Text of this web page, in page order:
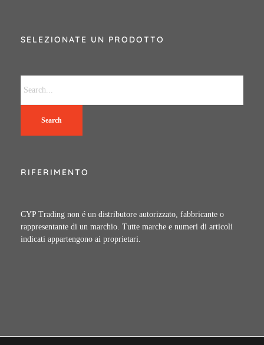
SELEZIONATE UN PRODOTTO
Search
RIFERIMENTO
CYP Trading non é un distributore autorizzato, fabbricante o
rappresentante di un marchio. Tutte marche e numeri di articoli
indicati appartengono ai proprietari.